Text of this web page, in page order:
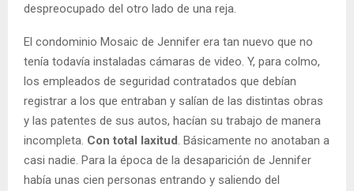
despreocupado del otro lado de una reja.
El condominio Mosaic de Jennifer era tan nuevo que no
tenía todavía instaladas cámaras de video. Y, para colmo,
los empleados de seguridad contratados que debían
registrar a los que entraban y salían de las distintas obras
y las patentes de sus autos, hacían su trabajo de manera
incompleta. Con total laxitud. Básicamente no anotaban a
casi nadie. Para la época de la desaparición de Jennifer
había unas cien personas entrando y saliendo del